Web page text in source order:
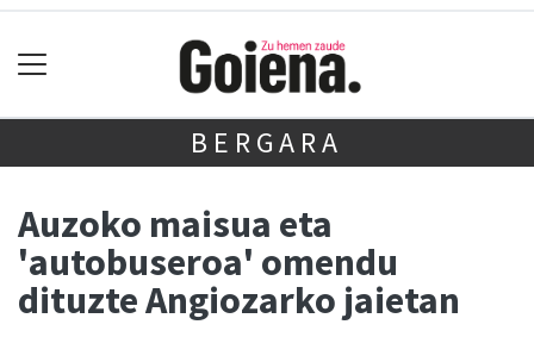
BERGARA
Auzoko maisua eta
'autobuseroa' omendu
dituzte Angiozarko jaietan